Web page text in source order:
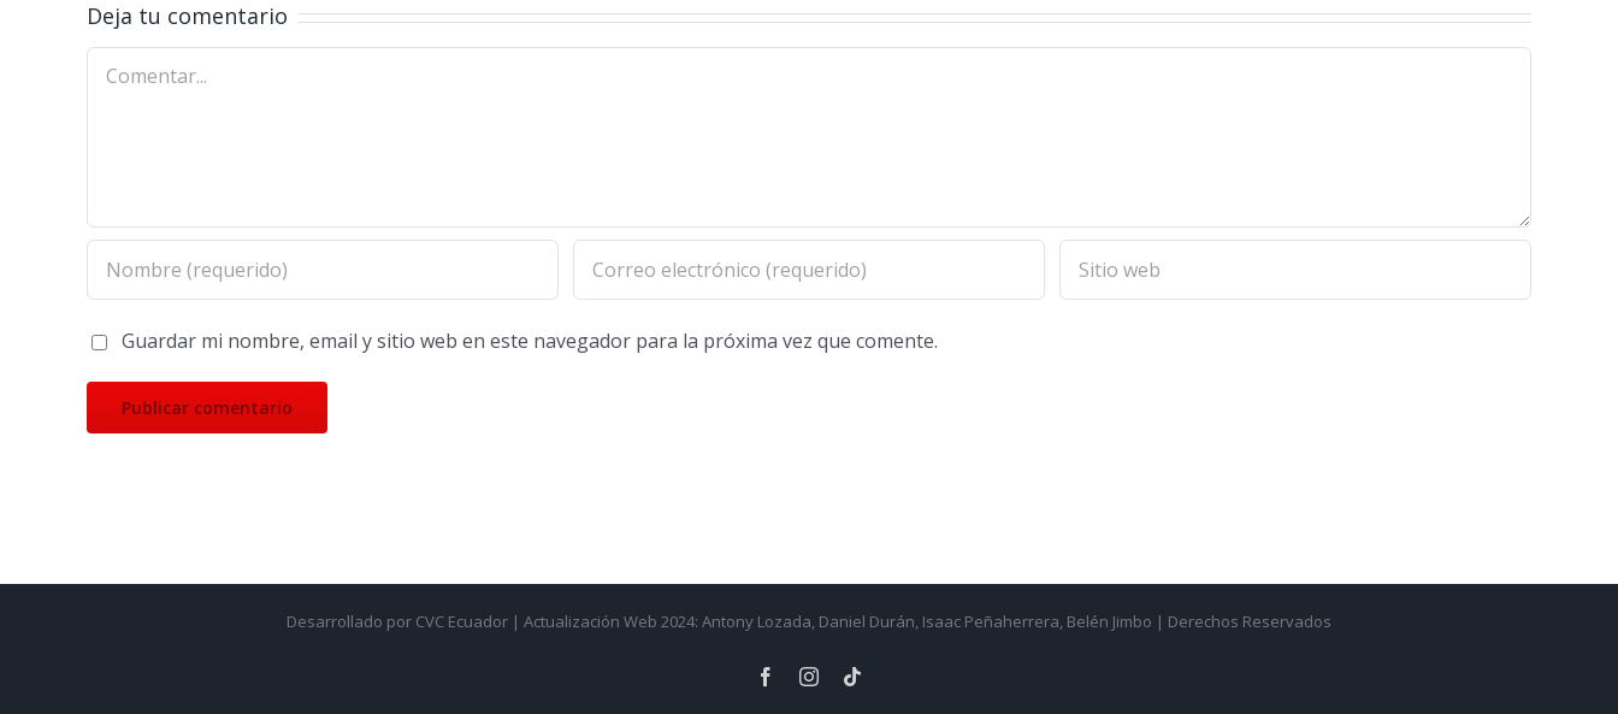
Deja tu comentario
Comentar
Guardar mi nombre, email y sitio web en este navegador para la próxima vez que comente.
Desarrollado por CVC Ecuador | Actualización Web 2024: Antony Lozada, Daniel Durán, Isaac Peñaherrera, Belén Jimbo | Derechos Reservados
FacebookInstagram